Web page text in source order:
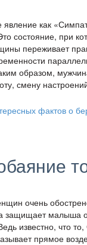
явление как
состояние, при
переживает
образом,
смену
очень
защищает малыша
известно, что то,
прямое